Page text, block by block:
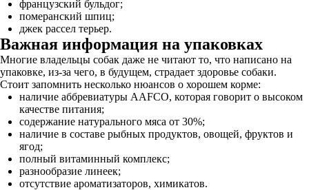
французский бульдог;
померанский шпиц;
джек рассел терьер.
Важная информация на упаковках
Многие владельцы собак даже не читают то, что написано на
упаковке, из-за чего, в будущем, страдает здоровье собаки.
Стоит запомнить несколько нюансов о хорошем корме:
наличие аббревиатуры AAFCO, которая говорит о высоком
качестве питания;
содержание натурального мяса от 30%;
наличие в составе рыбных продуктов, овощей, фруктов и
ягод;
полный витаминный комплекс;
разнообразие линеек;
отсутствие ароматизаторов, химикатов.